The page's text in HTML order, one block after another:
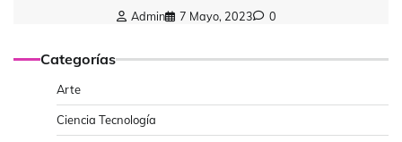
Admin 7 Mayo, 2023 0
Categorías
Arte
Ciencia Tecnología